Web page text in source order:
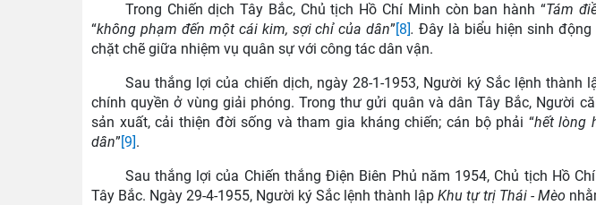
Trong Chiến dịch Tây Bắc, Chủ tịch Hồ Chí Minh còn ban hành “Tám
“không phạm đến một cái kim, sợi chỉ của dân”[8]. Đây là biểu hiện sinh động
chặt chẽ giữa nhiệm vụ quân sự với công tác dân vận.
Sau thắng lợi của chiến dịch, ngày 28-1-1953, Người ký Sắc lệnh thành
chính quyền ở vùng giải phóng. Trong thư gửi quân và dân Tây Bắc, Người
sản xuất, cải thiện đời sống và tham gia kháng chiến; cán bộ phải “hết lòng
dân”[9].
Sau thắng lợi của Chiến thắng Điện Biên Phủ năm 1954, Chủ tịch Hồ
Tây Bắc. Ngày 29-4-1955, Người ký Sắc lệnh thành lập Khu tự trị Thái - Mèo